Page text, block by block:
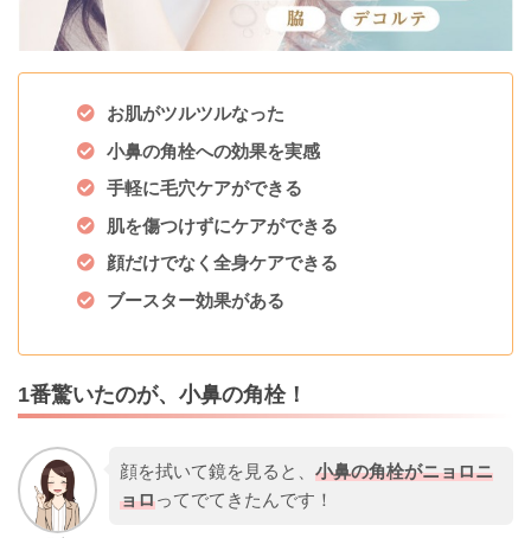
お肌がツルツルなった
小鼻の角栓への効果を実感
手軽に毛穴ケアができる
肌を傷つけずにケアができる
顔だけでなく全身ケアできる
ブースター効果がある
1番驚いたのが、小鼻の角栓！
顔を拭いて鏡を見ると、 小鼻の角栓がニョロニ
ョロってでてきたんです！